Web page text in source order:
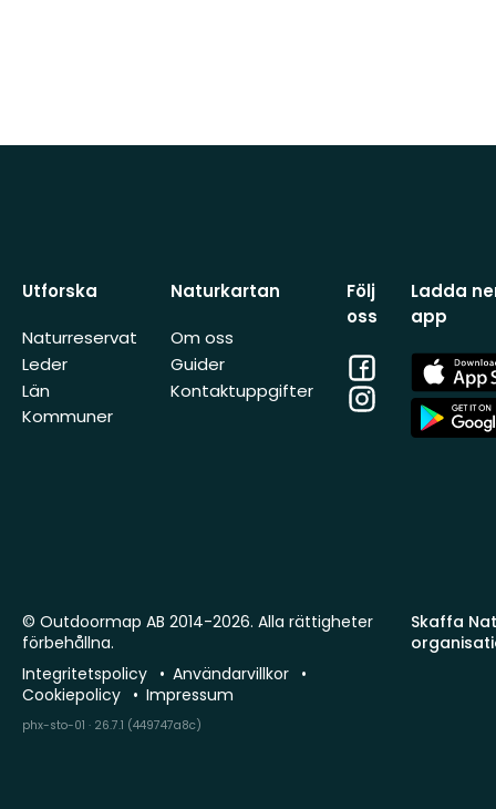
Utforska
Naturreservat
Leder
Län
Kommuner
Naturkartan
Om oss
Guider
Kontaktuppgifter
Följ
oss
Facebook
Instagram
Ladda
app
App
Store
App
Store
Skaffa
© Outdoormap AB 2014-2026. Alla rättigheter
förbehållna.
Integritetspolicy
Användarvillkor
Cookiepolicy
Impressum
phx-sto-01 · 26.7.1 (449747a8c)